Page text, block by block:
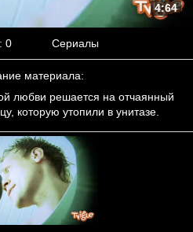
4:64
: 0 Сериалы
материала:
любви решается на отчаянный
которую утопили в унитазе.